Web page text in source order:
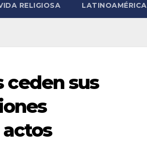
RELIGIOSA LATINOAMÉRICA
ceden sus